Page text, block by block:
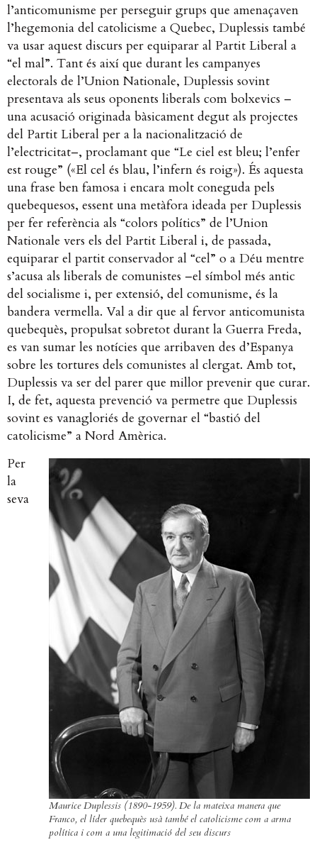
l’anticomunisme per perseguir grups que amenaçaven
l’hegemonia del catolicisme a Quebec, Duplessis també
va usar aquest discurs per equiparar al Partit Liberal a
“el mal”. Tant és així que durant les campanyes
electorals de l’Union Nationale, Duplessis sovint
presentava als seus oponents liberals com bolxevics –
una acusació originada bàsicament degut als projectes
del Partit Liberal per a la nacionalització de
l’electricitat–, proclamant que “Le ciel est bleu; l’enfer
est rouge” («El cel és blau, l’infern és roig»). És aquesta
una frase ben famosa i encara molt coneguda pels
quebequesos, essent una metàfora ideada per Duplessis
per fer referència als “colors polítics” de l’Union
Nationale vers els del Partit Liberal i, de passada,
equiparar el partit conservador al “cel” o a Déu mentre
s’acusa als liberals de comunistes –el símbol més antic
del socialisme i, per extensió, del comunisme, és la
bandera vermella. Val a dir que al fervor anticomunista
quebequès, propulsat sobretot durant la Guerra Freda,
es van sumar les notícies que arribaven des d’Espanya
sobre les tortures dels comunistes al clergat. Amb tot,
Duplessis va ser del parer que millor prevenir que curar.
I, de fet, aquesta prevenció va permetre que Duplessis
sovint es vanagloriés de governar el “bastió del
catolicisme” a Nord Amèrica.
Maurice Duplessis (1890-1959). De la mateixa manera que
Franco, el líder quebequès usà també el catolicisme com a arma
política i com a una legitimació del seu discurs
Per
la
seva